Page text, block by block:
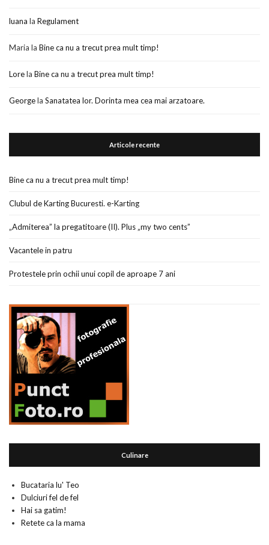
luana la Regulament
Maria la Bine ca nu a trecut prea mult timp!
Lorela Bine ca nu a trecut prea mult timp!
Georgela Sanatatea lor. Dorinta mea cea mai arzatoare.
Articole recente
Bine ca nu a trecut prea mult timp!
Clubul de Karting Bucuresti. e-Karting
„Admiterea” la pregatitoare (II). Plus „my two cents”
Vacantele in patru
Protestele prin ochii unui copil de aproape 7 ani
Culinare
Bucataria lu' Teo
Dulciuri fel de fel
Hai sa gatim!
Retete ca la mama